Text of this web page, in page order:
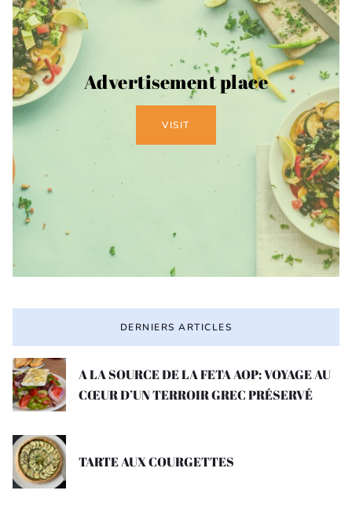
Advertisement place
VISIT
DERNIERS ARTICLES
A LA SOURCE DE LA FETA AOP: VOYAGE AU
CŒUR D’UN TERROIR GREC PRÉSERVÉ
TARTE AUX COURGETTES